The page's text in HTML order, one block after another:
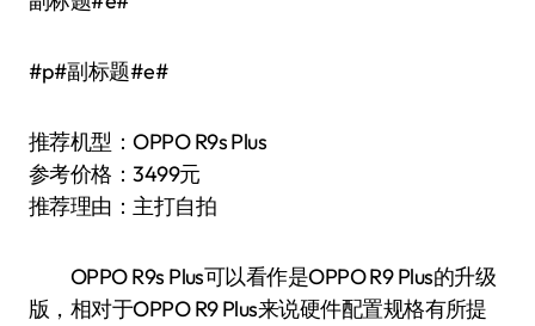
#p#副标题#e#
推荐机型：OPPO R9s Plus
参考价格：3499元
推荐理由：主打自拍
OPPO R9s Plus可以看作是OPPO R9 Plus的升级
版，相对于OPPO R9 Plus来说硬件配置规格有所提